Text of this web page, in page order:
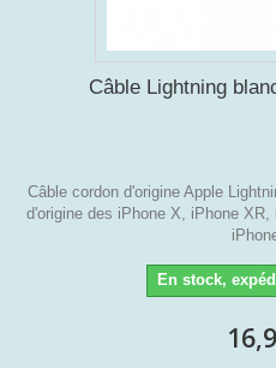
Câble Lightning
Câble cordon d'origine Apple
d'origine des iPhone X, iPhone
En stock,